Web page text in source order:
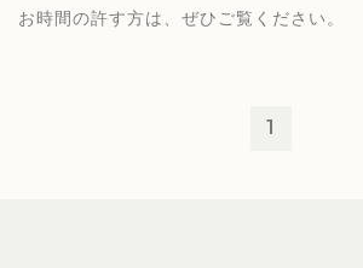
お時間の許す方は、ぜひご覧ください。
1